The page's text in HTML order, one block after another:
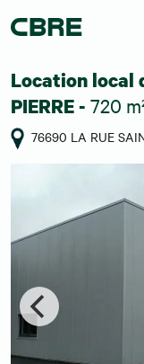
Location local
PIERRE - 720
76690 LA RUE